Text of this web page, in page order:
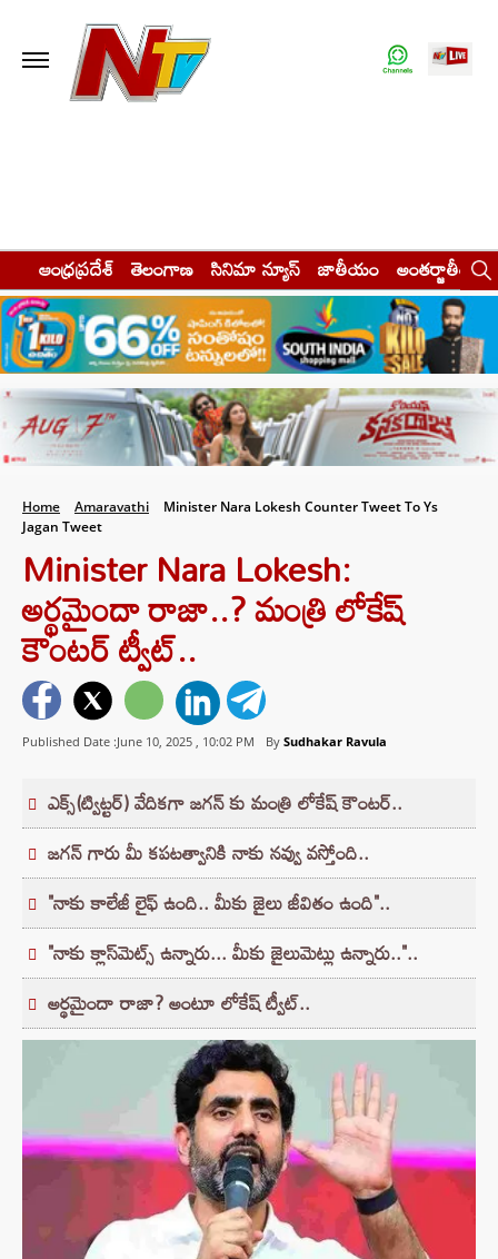
ఆంధ్రప్రదేశ్ తెలంగాణ సినిమా న్యూస్ జాతీయం అంతర్జాతీయం
Home Amaravathi
Minister Nara Lokesh Counter Tweet To Ys
Jagan Tweet
Minister Nara Lokesh:
అర్థమైందా రాజా..? మంత్రి లోకేష్
కౌంటర్‌ ట్వీట్..
Published Date :June 10, 2025 , 10:02 PM By Sudhakar Ravula
ఎక్స్(ట్విట్టర్‌) వేదికగా జగన్ కు మంత్రి లోకేష్ కౌంటర్..
జగన్ గారు మీ కపటత్వానికి నాకు నవ్వు వస్తోంది..
"నాకు కాలేజీ లైఫ్ ఉంది.. మీకు జైలు జీవితం ఉంది"..
"నాకు క్లాస్‌మెట్స్ ఉన్నారు... మీకు జైలుమెట్లు ఉన్నారు.."..
అర్థమైందా రాజా? అంటూ లోకేష్ ట్వీట్..